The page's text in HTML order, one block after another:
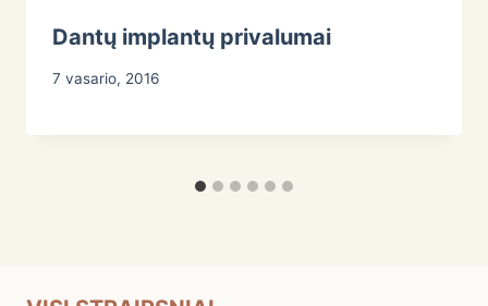
Dantų implantų privalumai
7 vasario, 2016